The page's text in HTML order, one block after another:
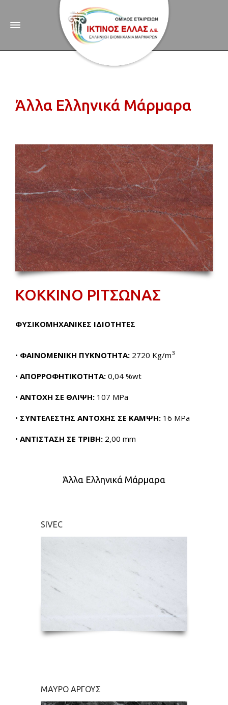
Άλλα Ελληνικά Μάρμαρα
ΚΟΚΚΙΝΟ ΡΙΤΣΩΝΑΣ
ΦΥΣΙΚΟΜΗΧΑΝΙΚΕΣ ΙΔΙΟΤΗΤΕΣ
• ΦΑΙΝΟΜΕΝΙΚΗ ΠΥΚΝΟΤΗΤΑ: 2720 Kg/m3
• ΑΠΟΡΡΟΦΗΤΙΚΟΤΗΤΑ: 0,04 %wt
• ΑΝΤΟΧΗ ΣΕ ΘΛΙΨΗ: 107 MPa
• ΣΥΝΤΕΛΕΣΤΗΣ ΑΝΤΟΧΗΣ ΣΕ ΚΑΜΨΗ: 16 MPa
• ΑΝΤΙΣΤΑΣΗ ΣΕ ΤΡΙΒΗ: 2,00 mm
Άλλα Ελληνικά Μάρμαρα
SIVEC
ΜΑΥΡΟ ΑΡΓΟΥΣ